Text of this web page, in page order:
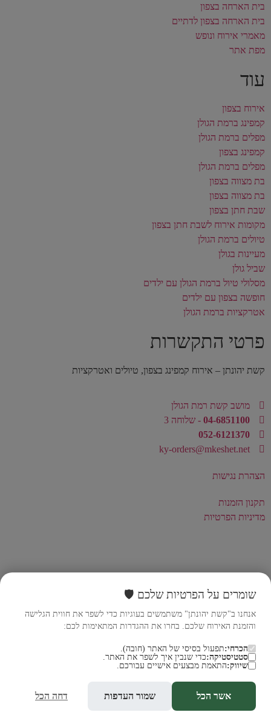
בית הארחה בצפון
בית הארחה בצפון לדתיים
מאמרי אירוח ונופש
מפת אתר
עוד
אירוח בצפון
קמפינג ברמת הגולן
מפלים ברמת הגולן
קמפינג בצפון
מפלים ברמת הגולן
בת מצווה בצפון
בת מצווה בצפון
שבת חתן בצפון
מקומות אירוח לשבת חתן בצפון
טיולים ברמת הגולן
מעיינות בגולן
שביל גולן
מסלולי טיול ברמת הגולן עם ילדים
חופשה בצפון עם ילדים
אטרקציות ברמת הגולן
פרטי התקשרות
קשת יהונתן – אירוח קמפינג בצפון, טיולים ואטרקציות
מושב קשת רמת הגולן
04-6851100 - שלוחה 3
052-6121370
ky-orders@mkeshet.net
הצהרת נגישות
תקנון הזמנות
מדיניות הפרטיות
שומרים על הפרטיות שלכם 🛡️
אנחנו ב"קשת יהונתן" משתמשים בעוגיות כדי לשפר את חווית הגלישה
והזמנת האירוח שלכם. בחרו את ההגדרות המתאימות לכם:
הכרחי:תפעול בסיסי של האתר (חובה).
סטטיסטיקה:כדי שנבין איך לשפר את האתר.
שיווק:התאמת מבצעים אישיים עבורכם.
אשר הכל שמור העדפות דחה הכל